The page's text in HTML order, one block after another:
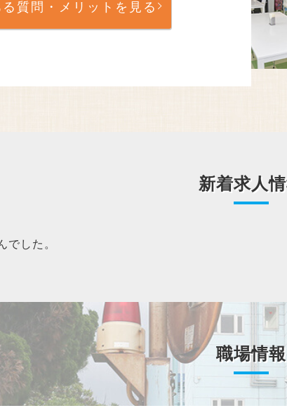
る質問・メリットを見る
新着求人
でした。
職場情報